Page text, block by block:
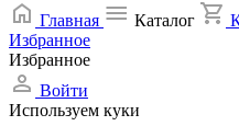
Главная
Каталог
Избранное
Избранное
Войти
Используем куки